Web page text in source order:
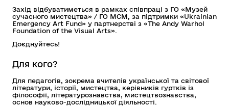
Захід відбуватиметься в рамках співпраці з ГО «Музей
сучасного мистецтва» / ГО МСМ, за підтримки «Ukrainian
Emergency Art Fund» у партнерстві з «The Andy Warhol
Foundation of the Visual Arts».
Доєднуйтесь!
Для кого?
Для педагогів, зокрема вчителів української та світової
літератури, історії, мистецтва, керівників гуртків із
філософії, літературознавства, мистецтвознавства,
основ науково-дослідницької діяльності.